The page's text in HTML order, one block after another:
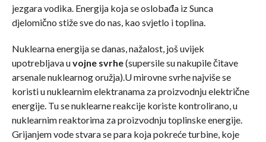
jezgara vodika. Energija koja se oslobađa iz Sunca
djelomično stiže sve do nas, kao svjetlo i toplina.
Nuklearna energija se danas, nažalost, još uvijek
upotrebljava uvojne svrhe(supersile su nakupile čitave
arsenale nuklearnog oružja).U mirovne svrhe najviše se
koristi u nuklearnim elektranama za proizvodnju električne
energije. Tu se nuklearne reakcije koriste kontrolirano, u
nuklearnim reaktorima za proizvodnju toplinske energije.
Grijanjem vode stvara se para koja pokreće turbine, koje